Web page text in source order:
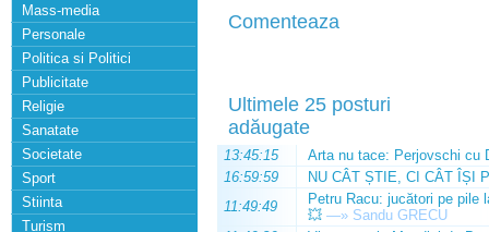
Mass-media
Personale
Politica si Politici
Publicitate
Religie
Sanatate
Societate
Sport
Stiinta
Turism
Comenteaza
Ultimele 25 posturi
adăugate
13:45:15
Arta nu tace: Perjovschi cu
16:59:59
NU CÂT ȘTIE, CI CÂT ÎȘI
11:49:49
Petru Racu: jucători pe pile
💥 —» Sandu GRECU